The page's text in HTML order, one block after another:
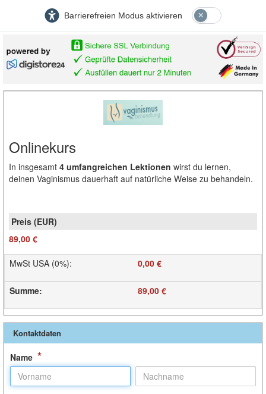
Barrierefreien Modus aktivieren
Onlinekurs
In insgesamt 4 umfangreichen Lektionen wirst du lernen,
deinen Vaginismus dauerhaft auf natürliche Weise zu behandeln.
89,00 €
MwSt USA (0%): 0,00 €
Summe: 89,00 €
Kontaktdaten
Name *